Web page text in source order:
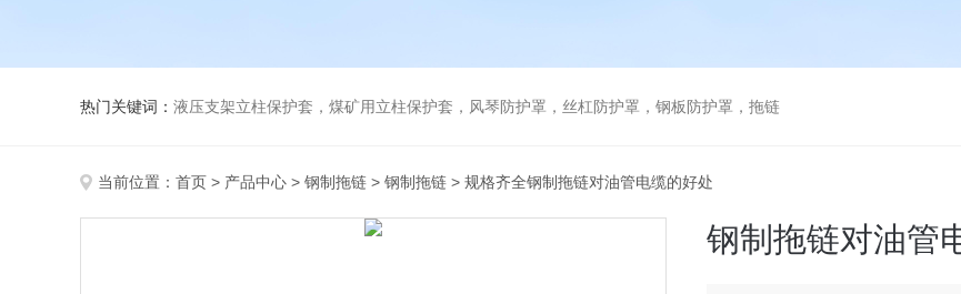
热门关键词： 液压支架立柱保护套，煤矿用立柱保护套，风琴防护罩，丝杠防护罩，钢板防护罩，拖链
当前位置： 首页 > 产品中心 > 钢制拖链 > 钢制拖链 > 规格齐全钢制拖链对油管电缆的好处
钢制拖链对油管